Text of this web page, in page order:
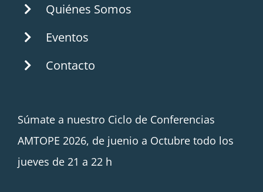
Quiénes Somos
Eventos
Contacto
Súmate a nuestro Ciclo de Conferencias
AMTOPE 2026, de juenio a Octubre todo los
jueves de 21 a 22 h